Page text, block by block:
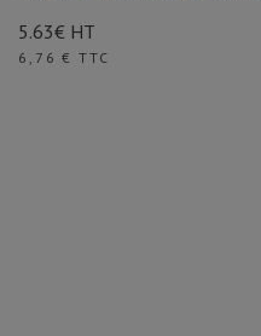
5.63€ HT
Prix
6,76 € TTC